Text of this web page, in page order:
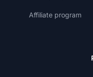
Affiliate program